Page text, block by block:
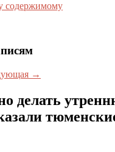
содержимому
→
делать